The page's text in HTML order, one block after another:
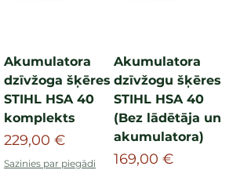
Akumulatora
dzīvžoga šķēres
STIHL HSA 40
komplekts
Cena
229,00 €
Sazinies par piegādi
Akumulatora
dzīvžogu šķēres
STIHL HSA 40
(Bez lādētāja un
akumulatora)
Cena
169,00 €